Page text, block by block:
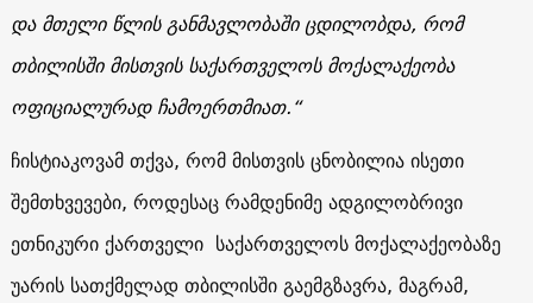
და მთელი წლის განმავლობაში ცდილობდა, რომ
თბილისში მისთვის საქართველოს მოქალაქეობა
ოფიციალურად ჩამოერთმიათ.“
ჩისტიაკოვამ თქვა, რომ მისთვის ცნობილია ისეთი
შემთხვევები, როდესაც რამდენიმე ადგილობრივი
ეთნიკური ქართველი საქართველოს მოქალაქეობაზე
უარის სათქმელად თბილისში გაემგზავრა, მაგრამ,